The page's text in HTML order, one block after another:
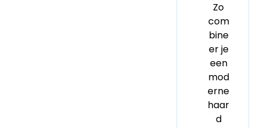
Zo
com
bine
er je
een
mod
erne
haar
d